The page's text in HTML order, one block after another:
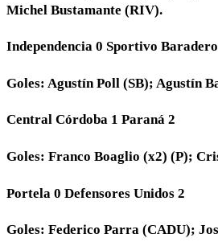
Michel Bustamante (RIV).
Independencia 0 Sportivo
Goles: Agustín Poll (SB); Agustín
Central Córdoba 1 Paraná 2
Goles: Franco Boaglio (x2) (P);
Portela 0 Defensores Unidos 2
Goles: Federico Parra (CADU);